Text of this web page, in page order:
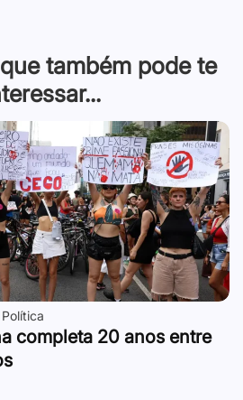
também pode te
Política
completa 20 anos entre